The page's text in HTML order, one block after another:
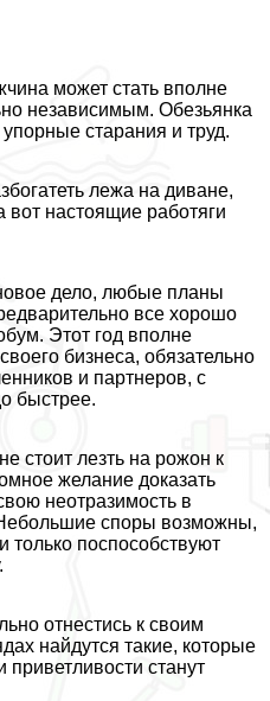
может стать вполне
независимым. Обезьянка
старания и труд.
лежа на диване,
вот настоящие работяги
дело, любые планы
все хорошо
Этот год вполне
бизнеса, обязательно
и партнеров, с
быстрее.
стоит лезть на рожон к
желание доказать
неотразимость в
споры возможны,
только поспособствуют
отнестись к своим
найдутся такие, которые
станут